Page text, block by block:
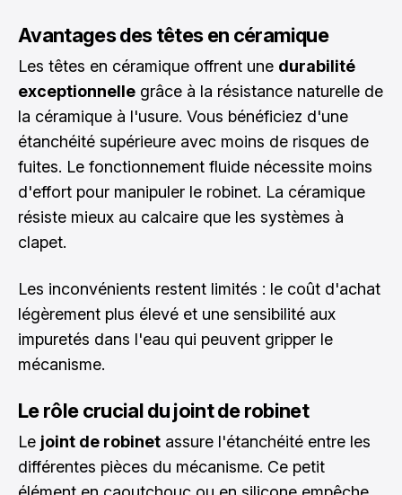
Avantages des têtes en céramique
Les têtes en céramique offrent une durabilité
exceptionnelle grâce à la résistance naturelle de
la céramique à l'usure. Vous bénéficiez d'une
étanchéité supérieure avec moins de risques de
fuites. Le fonctionnement fluide nécessite moins
d'effort pour manipuler le robinet. La céramique
résiste mieux au calcaire que les systèmes à
clapet.
Les inconvénients restent limités : le coût d'achat
légèrement plus élevé et une sensibilité aux
impuretés dans l'eau qui peuvent gripper le
mécanisme.
Le rôle crucial du joint de robinet
Le joint de robinet assure l'étanchéité entre les
différentes pièces du mécanisme. Ce petit